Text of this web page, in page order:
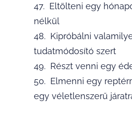
47. Eltölteni egy
nélkül
48. Kipróbálni
tudatmódosító szert
49. Részt venni egy
50. Elmenni egy
egy véletlenszerű